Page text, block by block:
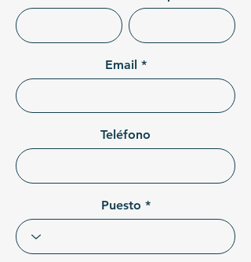
Email
Teléfono
Puesto